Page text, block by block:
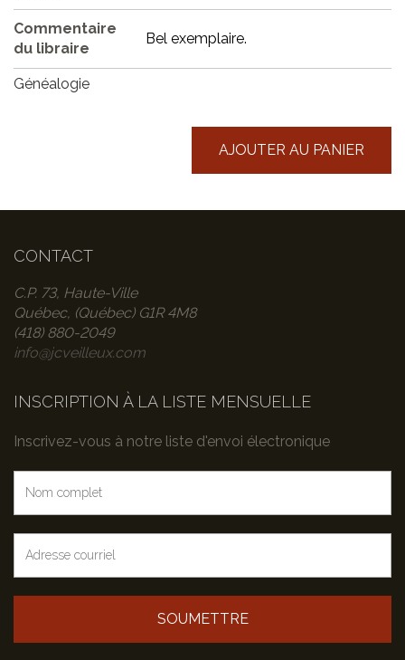
Commentaire
du libraire
Bel exemplaire.
Généalogie
AJOUTER AU PANIER
CONTACT
C.P. 73, Haute-Ville
Québec, (Québec) G1R 4M8
(418) 880-2049
info@jcveilleux.com
INSCRIPTION À LA LISTE MENSUELLE
Inscrivez-vous à notre liste d'envoi électronique
SOUMETTRE